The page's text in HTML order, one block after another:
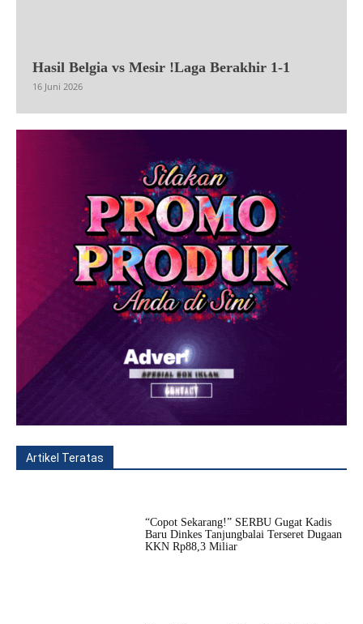
Hasil Belgia vs Mesir !Laga Berakhir 1-1
16 Juni 2026
Artikel Teratas
“Copot Sekarang!” SERBU Gugat Kadis
Baru Dinkes Tanjungbalai Terseret Dugaan
KKN Rp88,3 Miliar